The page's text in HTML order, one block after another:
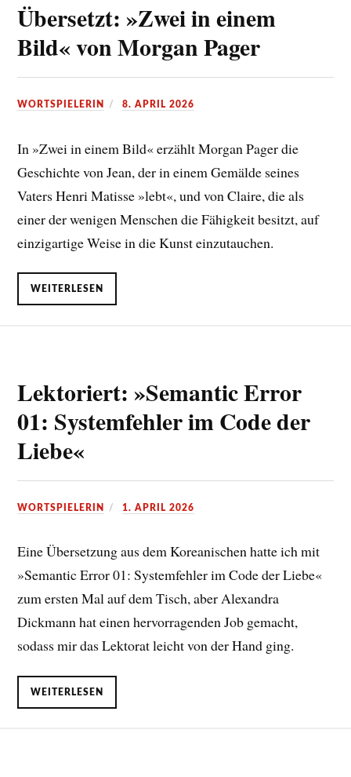
Übersetzt: »Zwei in einem
Bild« von Morgan Pager
WORTSPIELERIN 8. APRIL 2026
In »Zwei in einem Bild« erzählt Morgan Pager die
Geschichte von Jean, der in einem Gemälde seines
Vaters Henri Matisse »lebt«, und von Claire, die als
einer der wenigen Menschen die Fähigkeit besitzt, auf
einzigartige Weise in die Kunst einzutauchen.
WEITERLESEN
Lektoriert: »Semantic Error
01: Systemfehler im Code der
Liebe«
WORTSPIELERIN 1. APRIL 2026
Eine Übersetzung aus dem Koreanischen hatte ich mit
»Semantic Error 01: Systemfehler im Code der Liebe«
zum ersten Mal auf dem Tisch, aber Alexandra
Dickmann hat einen hervorragenden Job gemacht,
sodass mir das Lektorat leicht von der Hand ging.
WEITERLESEN